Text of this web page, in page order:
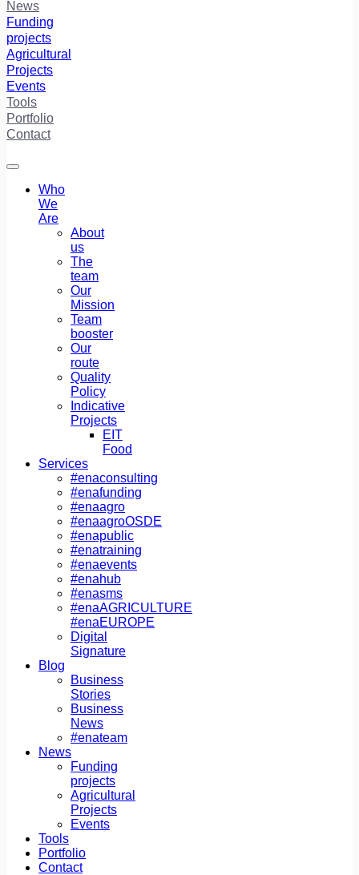
News
Funding
projects
Agricultural
Projects
Events
Tools
Portfolio
Contact
Who
We
Are
About
us
The
team
Our
Mission
Team
booster
Our
route
Quality
Policy
Indicative
Projects
EIT
Food
Services
#enaconsulting
#enafunding
#enaagro
#enaagroOSDE
#enapublic
#enatraining
#enaevents
#enahub
#enasms
#enaAGRICULTURΕ
#enaEUROPE
Digital
Signature
Blog
Business
Stories
Business
News
#enateam
News
Funding
projects
Agricultural
Projects
Events
Tools
Portfolio
Contact